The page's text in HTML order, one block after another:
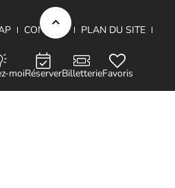
moiRéserverBilletterieFavoris
CONTACT
PLAN DU SITE